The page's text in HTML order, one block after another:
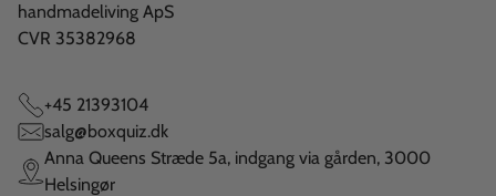
handmadeliving ApS
CVR 35382968
+45 21393104
salg@boxquiz.dk
Anna Queens Stræde 5a, indgang via gården, 3000
Helsingør